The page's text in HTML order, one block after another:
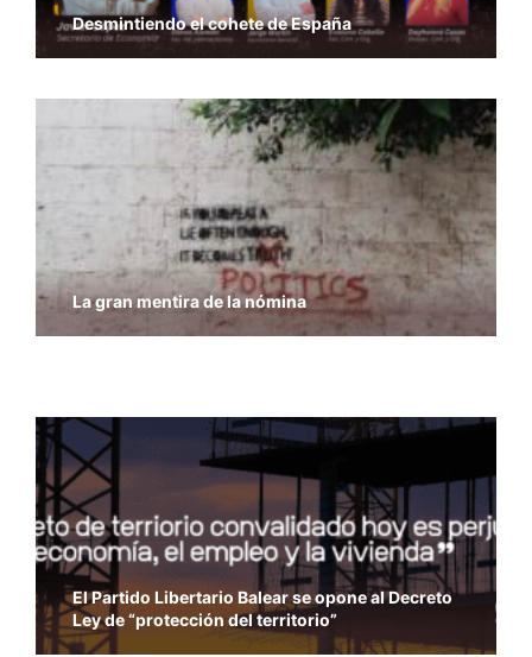
Desmintiendo el cohete de España
La gran mentira de la nómina
Economía y Libertad – Previsiones del PIB del
FMI
El Partido Libertario Balear se opone al Decreto
Ley de “protección del territorio”